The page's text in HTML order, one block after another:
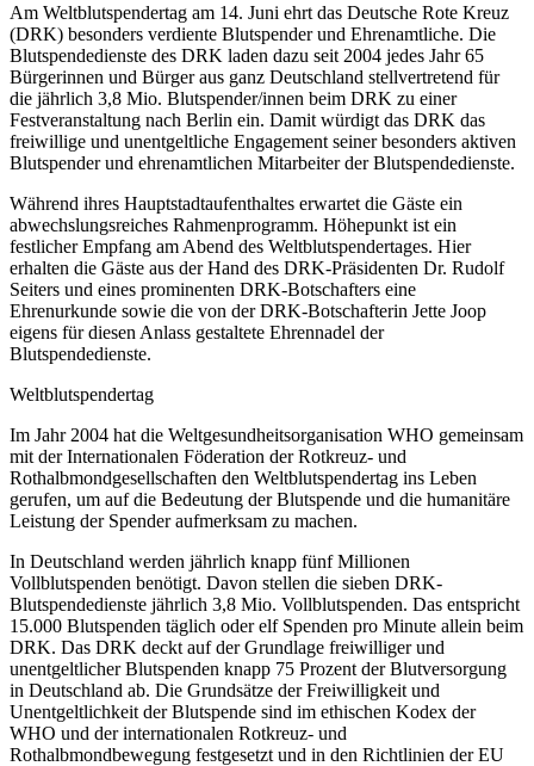
Am Weltblutspendertag am 14. Juni ehrt das Deutsche Rote Kreuz
(DRK) besonders verdiente Blutspender und Ehrenamtliche. Die
Blutspendedienste des DRK laden dazu seit 2004 jedes Jahr 65
Bürgerinnen und Bürger aus ganz Deutschland stellvertretend für
die jährlich 3,8 Mio. Blutspender/innen beim DRK zu einer
Festveranstaltung nach Berlin ein. Damit würdigt das DRK das
freiwillige und unentgeltliche Engagement seiner besonders aktiven
Blutspender und ehrenamtlichen Mitarbeiter der Blutspendedienste.
Während ihres Hauptstadtaufenthaltes erwartet die Gäste ein
abwechslungsreiches Rahmenprogramm. Höhepunkt ist ein
festlicher Empfang am Abend des Weltblutspendertages. Hier
erhalten die Gäste aus der Hand des DRK-Präsidenten Dr. Rudolf
Seiters und eines prominenten DRK-Botschafters eine
Ehrenurkunde sowie die von der DRK-Botschafterin Jette Joop
eigens für diesen Anlass gestaltete Ehrennadel der
Blutspendedienste.
Weltblutspendertag
Im Jahr 2004 hat die Weltgesundheitsorganisation WHO gemeinsam
mit der Internationalen Föderation der Rotkreuz- und
Rothalbmondgesellschaften den Weltblutspendertag ins Leben
gerufen, um auf die Bedeutung der Blutspende und die humanitäre
Leistung der Spender aufmerksam zu machen.
In Deutschland werden jährlich knapp fünf Millionen
Vollblutspenden benötigt. Davon stellen die sieben DRK-
Blutspendedienste jährlich 3,8 Mio. Vollblutspenden. Das entspricht
15.000 Blutspenden täglich oder elf Spenden pro Minute allein beim
DRK. Das DRK deckt auf der Grundlage freiwilliger und
unentgeltlicher Blutspenden knapp 75 Prozent der Blutversorgung
in Deutschland ab. Die Grundsätze der Freiwilligkeit und
Unentgeltlichkeit der Blutspende sind im ethischen Kodex der
WHO und der internationalen Rotkreuz- und
Rothalbmondbewegung festgesetzt und in den Richtlinien der EU